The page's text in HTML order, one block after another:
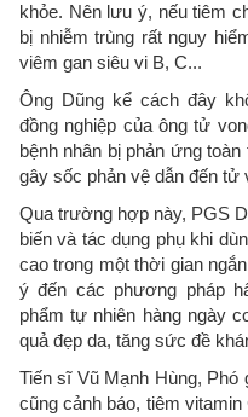
khỏe. Nên lưu ý, nếu tiêm
bị nhiễm trùng rất nguy
viêm gan siêu vi B, C...
Ông Dũng kể cách đây
đồng nghiệp của ông tử
bệnh nhân bị phản ứng
gây sốc phản vệ dẫn đến tử
Qua trường hợp này, PGS
biến và tác dụng phụ khi
cao trong một thời gian
ý đến các phương pháp
phẩm tự nhiên hàng ngày
quả đẹp da, tăng sức đề
Tiến sĩ Vũ Mạnh Hùng, Phó
cũng cảnh báo, tiêm